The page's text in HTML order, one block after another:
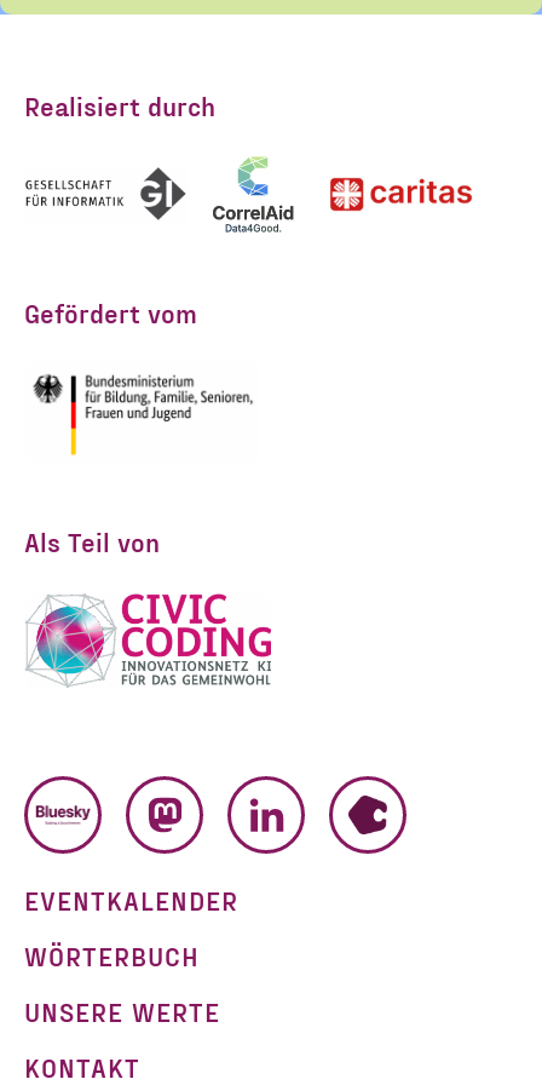
Realisiert durch
Gefördert vom
Als Teil von
BLUESKYMASTODONLINKEDINHUMHUB
EVENTKALENDER
WÖRTERBUCH
UNSERE WERTE
KONTAKT
erhalten. Diese Einwilligung
Ich habe die Hinweise zum
Widerruf und der Verarbeitung
der Daten in den
Datenschutzvereinbarungen
gelesen und stimme diesen zu.
ANMELDEN